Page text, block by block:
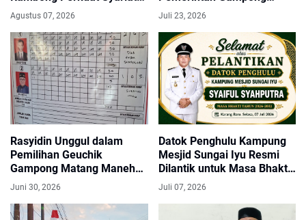
Islam dan Sinergi Aparatur
Agustus 07, 2026
Pastikan Tepat Sasaran
Juli 23, 2026
Rasyidin Unggul dalam
Pemilihan Geuchik
Gampong Matang Maneh
Periode 2026–2032
Juni 30, 2026
Datok Penghulu Kampung
Mesjid Sungai Iyu Resmi
Dilantik untuk Masa Bhakti
2026–2032
Juli 07, 2026